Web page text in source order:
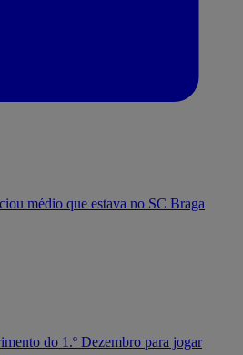
médio que estava no SC Braga
do 1.º Dezembro para jogar